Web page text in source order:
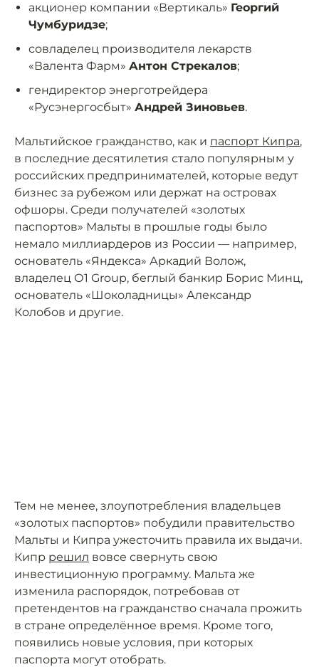
акционер компании «Вертикаль» Георгий
Чумбуридзе;
совладелец производителя лекарств
«Валента Фарм» Антон Стрекалов;
гендиректор энерготрейдера
«Русэнергосбыт» Андрей Зиновьев.
Мальтийское гражданство, как и паспорт Кипра,
в последние десятилетия стало популярным у
российских предпринимателей, которые ведут
бизнес за рубежом или держат на островах
офшоры. Среди получателей «золотых
паспортов» Мальты в прошлые годы было
немало миллиардеров из России — например,
основатель «Яндекса» Аркадий Волож,
владелец О1 Group, беглый банкир Борис Минц,
основатель «Шоколадницы» Александр
Колобов и другие.
Тем не менее, злоупотребления владельцев
«золотых паспортов» побудили правительство
Мальты и Кипра ужесточить правила их выдачи.
Кипр решил вовсе свернуть свою
инвестиционную программу. Мальта же
изменила распорядок, потребовав от
претендентов на гражданство сначала прожить
в стране определённое время. Кроме того,
появились новые условия, при которых
паспорта могут отобрать.